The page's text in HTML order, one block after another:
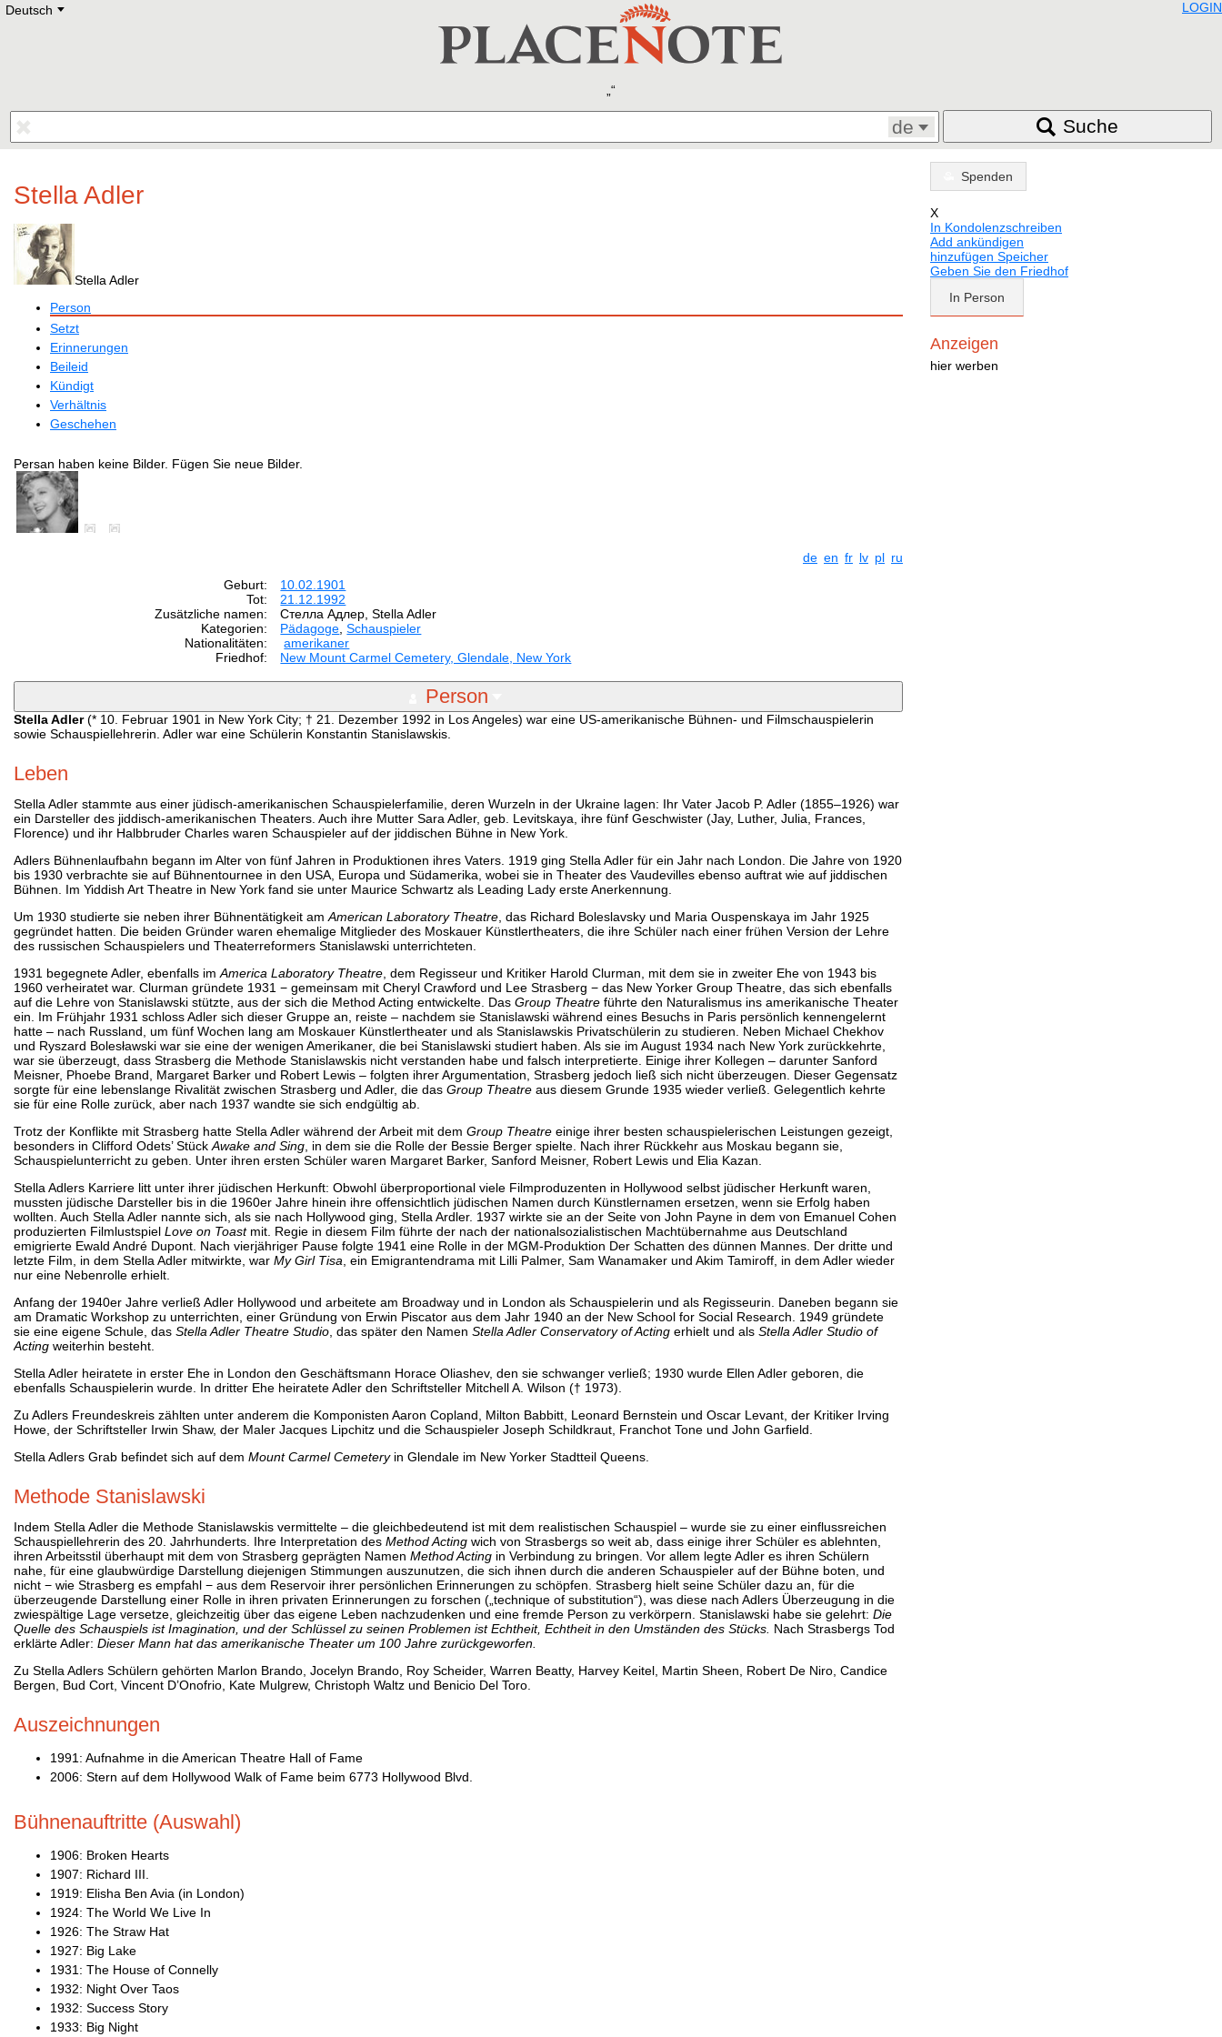
Deutsch E
Deutsch
Polski
Hebrew
LOGIN
de Suche
Stella Adler
Stella Adler
Person
Setzt
Erinnerungen
Beileid
Kündigt
Verhältnis
Geschehen
Persan haben keine Bilder. Fügen Sie neue Bilder.
de en fr lv pl ru
Geburt:
10.02.1901
Tot:
21.12.1992
Zusätzliche namen:
Стелла Адлер, Stella Adler
Kategorien:
Pädagoge ,Schauspieler
Nationalitäten:
amerikaner
Friedhof:
New Mount Carmel Cemetery, Glendale, New York
Person
Stella Adler(* 10. Februar 1901 in New York City; † 21. Dezember 1992 in Los Angeles) war eine US-amerikanische Bühnen- und Filmschauspielerin
sowie Schauspiellehrerin. Adler war eine Schülerin Konstantin Stanislawskis.
Leben
Stella Adler stammte aus einer jüdisch-amerikanischen Schauspielerfamilie, deren Wurzeln in der Ukraine lagen: Ihr Vater Jacob P. Adler (1855–1926) war
ein Darsteller des jiddisch-amerikanischen Theaters. Auch ihre Mutter Sara Adler, geb. Levitskaya, ihre fünf Geschwister (Jay, Luther, Julia, Frances,
Florence) und ihr Halbbruder Charles waren Schauspieler auf der jiddischen Bühne in New York.
Adlers Bühnenlaufbahn begann im Alter von fünf Jahren in Produktionen ihres Vaters. 1919 ging Stella Adler für ein Jahr nach London. Die Jahre von 1920
bis 1930 verbrachte sie auf Bühnentournee in den USA, Europa und Südamerika, wobei sie in Theater des Vaudevilles ebenso auftrat wie auf jiddischen
Bühnen. Im Yiddish Art Theatre in New York fand sie unter Maurice Schwartz als Leading Lady erste Anerkennung.
Um 1930 studierte sie neben ihrer Bühnentätigkeit am American Laboratory Theatre , das Richard Boleslavsky und Maria Ouspenskaya im Jahr 1925
gegründet hatten. Die beiden Gründer waren ehemalige Mitglieder des Moskauer Künstlertheaters, die ihre Schüler nach einer frühen Version der Lehre
des russischen Schauspielers und Theaterreformers Stanislawski unterrichteten.
1931 begegnete Adler, ebenfalls im America Laboratory Theatre , dem Regisseur und Kritiker Harold Clurman, mit dem sie in zweiter Ehe von 1943 bis
1960 verheiratet war. Clurman gründete 1931 − gemeinsam mit Cheryl Crawford und Lee Strasberg − das New Yorker Group Theatre, das sich ebenfalls
auf die Lehre von Stanislawski stützte, aus der sich die Method Acting entwickelte. Das Group Theatre führte den Naturalismus ins amerikanische Theater
ein. Im Frühjahr 1931 schloss Adler sich dieser Gruppe an, reiste – nachdem sie Stanislawski während eines Besuchs in Paris persönlich kennengelernt
hatte – nach Russland, um fünf Wochen lang am Moskauer Künstlertheater und als Stanislawskis Privatschülerin zu studieren. Neben Michael Chekhov
und Ryszard Bolesławski war sie eine der wenigen Amerikaner, die bei Stanislawski studiert haben. Als sie im August 1934 nach New York zurückkehrte,
war sie überzeugt, dass Strasberg die Methode Stanislawskis nicht verstanden habe und falsch interpretierte. Einige ihrer Kollegen – darunter Sanford
Meisner, Phoebe Brand, Margaret Barker und Robert Lewis – folgten ihrer Argumentation, Strasberg jedoch ließ sich nicht überzeugen. Dieser Gegensatz
sorgte für eine lebenslange Rivalität zwischen Strasberg und Adler, die das Group Theatre aus diesem Grunde 1935 wieder verließ. Gelegentlich kehrte
sie für eine Rolle zurück, aber nach 1937 wandte sie sich endgültig ab.
Trotz der Konflikte mit Strasberg hatte Stella Adler während der Arbeit mit dem Group Theatre einige ihrer besten schauspielerischen Leistungen gezeigt,
besonders in Clifford Odets’ Stück Awake and Sing , in dem sie die Rolle der Bessie Berger spielte. Nach ihrer Rückkehr aus Moskau begann sie,
Schauspielunterricht zu geben. Unter ihren ersten Schüler waren Margaret Barker, Sanford Meisner, Robert Lewis und Elia Kazan.
Stella Adlers Karriere litt unter ihrer jüdischen Herkunft: Obwohl überproportional viele Filmproduzenten in Hollywood selbst jüdischer Herkunft waren,
mussten jüdische Darsteller bis in die 1960er Jahre hinein ihre offensichtlich jüdischen Namen durch Künstlernamen ersetzen, wenn sie Erfolg haben
wollten. Auch Stella Adler nannte sich, als sie nach Hollywood ging, Stella Ardler. 1937 wirkte sie an der Seite von John Payne in dem von Emanuel Cohen
produzierten Filmlustspiel Love on Toastmit. Regie in diesem Film führte der nach der nationalsozialistischen Machtübernahme aus Deutschland
emigrierte Ewald André Dupont. Nach vierjähriger Pause folgte 1941 eine Rolle in der MGM-Produktion Der Schatten des dünnen Mannes. Der dritte und
letzte Film, in dem Stella Adler mitwirkte, war My Girl Tisa , ein Emigrantendrama mit Lilli Palmer, Sam Wanamaker und Akim Tamiroff, in dem Adler wieder
nur eine Nebenrolle erhielt.
Anfang der 1940er Jahre verließ Adler Hollywood und arbeitete am Broadway und in London als Schauspielerin und als Regisseurin. Daneben begann sie
am Dramatic Workshop zu unterrichten, einer Gründung von Erwin Piscator aus dem Jahr 1940 an der New School for Social Research. 1949 gründete
sie eine eigene Schule, das Stella Adler Theatre Studio , das später den Namen Stella Adler Conservatory of Acting erhielt und als Stella Adler Studio of
Acting weiterhin besteht.
Stella Adler heiratete in erster Ehe in London den Geschäftsmann Horace Oliashev, den sie schwanger verließ; 1930 wurde Ellen Adler geboren, die
ebenfalls Schauspielerin wurde. In dritter Ehe heiratete Adler den Schriftsteller Mitchell A. Wilson († 1973).
Zu Adlers Freundeskreis zählten unter anderem die Komponisten Aaron Copland, Milton Babbitt, Leonard Bernstein und Oscar Levant, der Kritiker Irving
Howe, der Schriftsteller Irwin Shaw, der Maler Jacques Lipchitz und die Schauspieler Joseph Schildkraut, Franchot Tone und John Garfield.
Stella Adlers Grab befindet sich auf dem Mount Carmel Cemeteryin Glendale im New Yorker Stadtteil Queens.
Methode Stanislawski
Indem Stella Adler die Methode Stanislawskis vermittelte – die gleichbedeutend ist mit dem realistischen Schauspiel – wurde sie zu einer einflussreichen
Schauspiellehrerin des 20. Jahrhunderts. Ihre Interpretation des Method Acting wich von Strasbergs so weit ab, dass einige ihrer Schüler es ablehnten,
ihren Arbeitsstil überhaupt mit dem von Strasberg geprägten Namen Method Acting in Verbindung zu bringen. Vor allem legte Adler es ihren Schülern
nahe, für eine glaubwürdige Darstellung diejenigen Stimmungen auszunutzen, die sich ihnen durch die anderen Schauspieler auf der Bühne boten, und
nicht − wie Strasberg es empfahl − aus dem Reservoir ihrer persönlichen Erinnerungen zu schöpfen. Strasberg hielt seine Schüler dazu an, für die
überzeugende Darstellung einer Rolle in ihren privaten Erinnerungen zu forschen („technique of substitution“), was diese nach Adlers Überzeugung in die
zwiespältige Lage versetze, gleichzeitig über das eigene Leben nachzudenken und eine fremde Person zu verkörpern. Stanislawski habe sie gelehrt: Die
Quelle des Schauspiels ist Imagination, und der Schlüssel zu seinen Problemen ist Echtheit, Echtheit in den Umständen des Stücks. Nach Strasbergs Tod
erklärte Adler: Dieser Mann hat das amerikanische Theater um 100 Jahre zurückgeworfen.
Zu Stella Adlers Schülern gehörten Marlon Brando, Jocelyn Brando, Roy Scheider, Warren Beatty, Harvey Keitel, Martin Sheen, Robert De Niro, Candice
Bergen, Bud Cort, Vincent D’Onofrio, Kate Mulgrew, Christoph Waltz und Benicio Del Toro.
Auszeichnungen
1991: Aufnahme in die American Theatre Hall of Fame
2006: Stern auf dem Hollywood Walk of Fame beim 6773 Hollywood Blvd.
Bühnenauftritte (Auswahl)
1906: Broken Hearts
1907: Richard III.
1919: Elisha Ben Avia (in London)
1924: The World We Live In
1926: The Straw Hat
1927: Big Lake
1931: The House of Connelly
1932: Night Over Taos
1932: Success Story
1933: Big Night
Spenden
X
In Kondolenzschreiben
Add ankündigen
hinzufügen Speicher
Geben Sie den Friedhof
In Person
Anzeigen
hier werben